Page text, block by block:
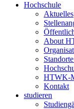
Hochschule
Aktuelles
About
HTWK-
Kontakt
studieren